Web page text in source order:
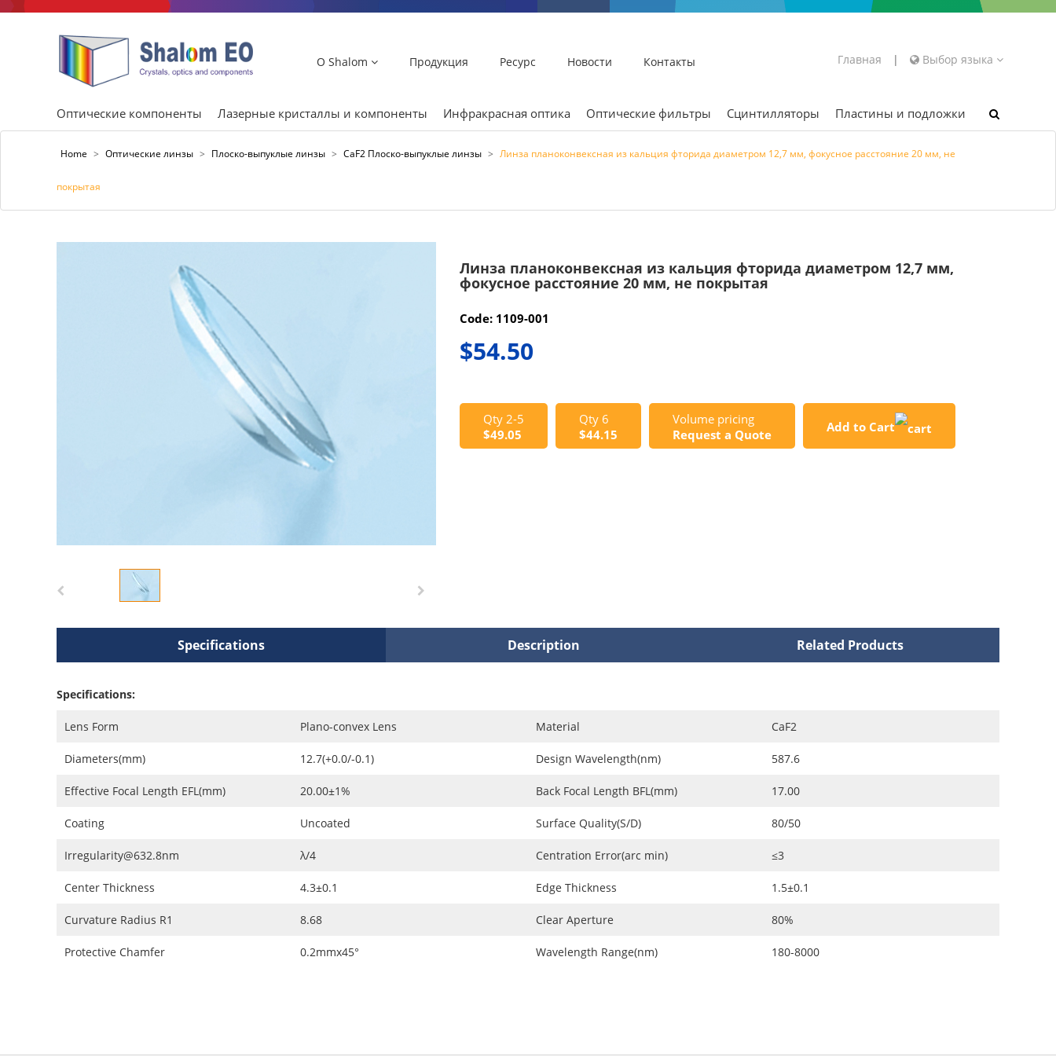
О Shalom Продукция Ресурс Новости Контакты Главная | Выбор языка
Оптические компоненты Лазерные кристаллы и компоненты Инфракрасная оптика Оптические фильтры Сцинтилляторы Пластины и подложки
Home > Оптические линзы > Плоско-выпуклые линзы > CaF2 Плоско-выпуклые линзы > Линза планоконвексная из кальция фторида диаметром 12,7 мм, фокусное расстояние 20 мм, не
покрытая
Линза планоконвексная из кальция фторида диаметром 12,7 мм,
фокусное расстояние 20 мм, не покрытая
Code: 1109-001
$54.50
Qty 2-5
$49.05
Qty 6
$44.15
Volume pricing
Request a Quote
Add to Cart
Specifications Description Related Products
Specifications:
Lens Form Plano-convex Lens Material CaF2
Diameters(mm) 12.7(+0.0/-0.1) Design Wavelength(nm) 587.6
Effective Focal Length EFL(mm) 20.00±1% Back Focal Length BFL(mm) 17.00
Coating Uncoated Surface Quality(S/D) 80/50
Irregularity@632.8nm λ/4 Centration Error(arc min) ≤3
Center Thickness 4.3±0.1 Edge Thickness 1.5±0.1
Curvature Radius R1 8.68 Clear Aperture 80%
Protective Chamfer 0.2mmx45° Wavelength Range(nm) 180-8000